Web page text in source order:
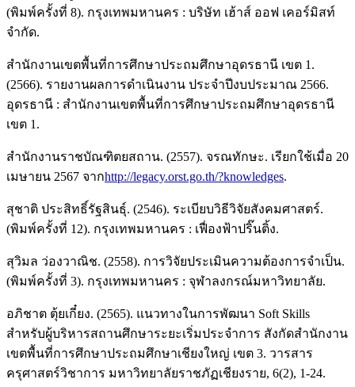
(พิมพ์ครั้งที่ 8). กรุงเทพมหานคร : บริษัท เฮ้าส์ ออฟ เคอร์มิสท์
จำกัด.
สำนักงานเขตพื้นที่การศึกษาประถมศึกษาอุดรธานี เขต 1.
(2566). รายงานผลการดำเนินงาน ประจำปีงบประมาณ 2566.
อุดรธานี : สำนักงานเขตพื้นที่การศึกษาประถมศึกษาอุดรธานี
เขต 1.
สำนักงานราชบัณฑิตยสถาน. (2557). จรณทักษะ. เรียกใช้เมื่อ 20
เมษายน 2567 จากhttp://legacy.orst.go.th/?knowledges.
สุชาติ ประสิทธิ์รัฐสินธุ์. (2546). ระเบียบวิธีวิจัยสังคมศาสตร์.
(พิมพ์ครั้งที่ 12). กรุงเทพมหานคร : เฟื่องฟ้าปริ๊นติ้ง.
สุวิมล ว่องวาณิช. (2558). การวิจัยประเมินความต้องการจำเป็น.
(พิมพ์ครั้งที่ 3). กรุงเทพมหานคร : จุฬาลงกรณ์มหาวิทยาลัย.
อภิชาต ตุ้ยเกี๋ยง. (2565). แนวทางในการพัฒนา Soft Skills
สำหรับผู้บริหารสถานศึกษาระยะเริ่มประจำการ สังกัดสำนักงาน
เขตพื้นที่การศึกษาประถมศึกษาเชียงใหญ่ เขต 3. วารสาร
ครุศาสตร์วิชาการ มหาวิทยาลัยราชภัฏเชียงราย, 6(2), 1-24.